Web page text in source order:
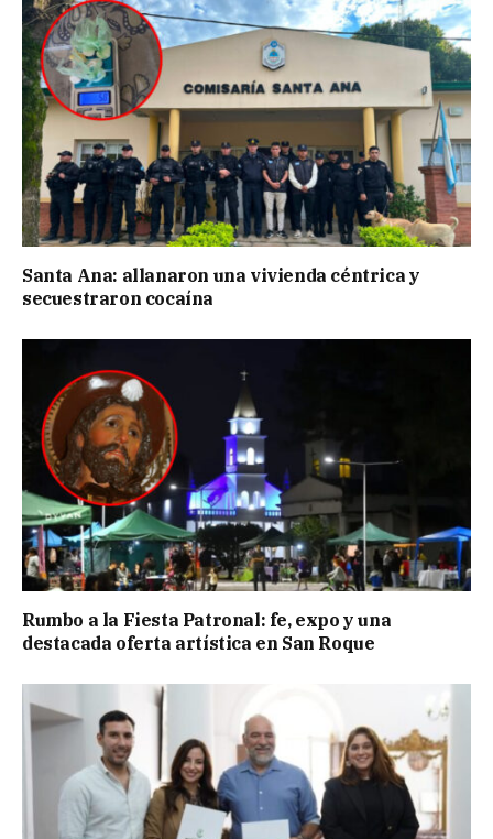
Santa Ana: allanaron una vivienda céntrica y
secuestraron cocaína
Rumbo a la Fiesta Patronal: fe, expo y una
destacada oferta artística en San Roque